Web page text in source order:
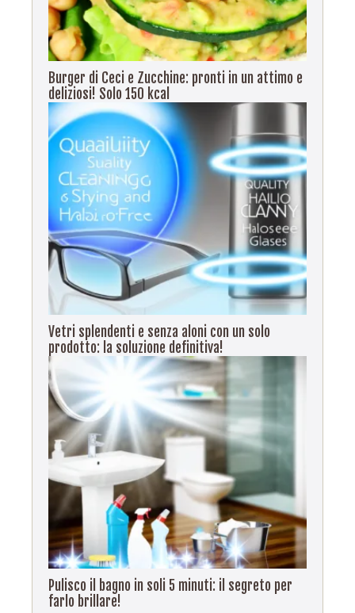
Burger di Ceci e Zucchine: pronti in un attimo e
deliziosi! Solo 150 kcal
Vetri splendenti e senza aloni con un solo
prodotto: la soluzione definitiva!
Pulisco il bagno in soli 5 minuti: il segreto per
farlo brillare!